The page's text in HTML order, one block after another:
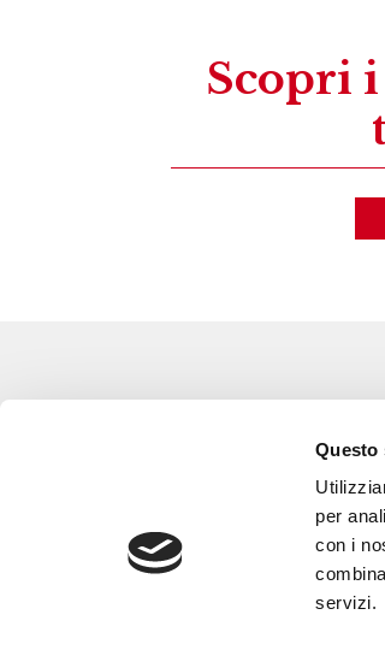
Questo
per
con i
servizi.
Scopri
Corsi e Progetti culturali
Cookie policy